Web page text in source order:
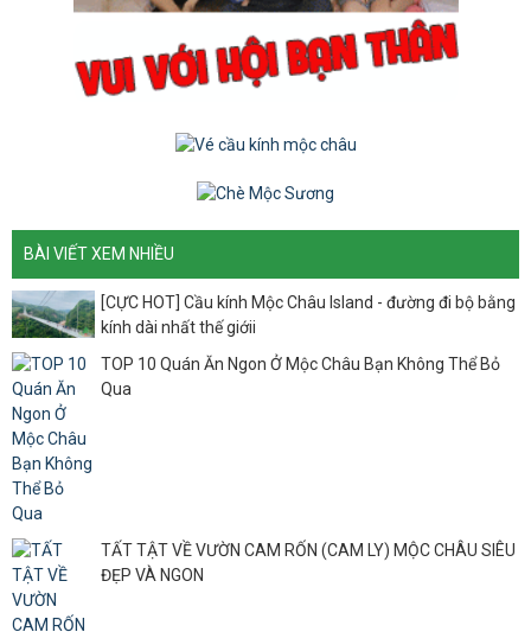
BÀI VIẾT XEM NHIỀU
[CỰC HOT] Cầu kính Mộc Châu Island - đường đi bộ bằng
kính dài nhất thế giớii
TOP 10 Quán Ăn Ngon Ở Mộc Châu Bạn Không Thể Bỏ
Qua
TẤT TẬT VỀ VƯỜN CAM RỐN (CAM LY) MỘC CHÂU SIÊU
ĐẸP VÀ NGON